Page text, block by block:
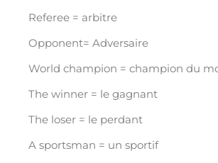
Referee = arbitre
Opponent= Adversaire
World champion = champion du
The winner = le gagnant
The loser = le perdant
A sportsman = un sportif